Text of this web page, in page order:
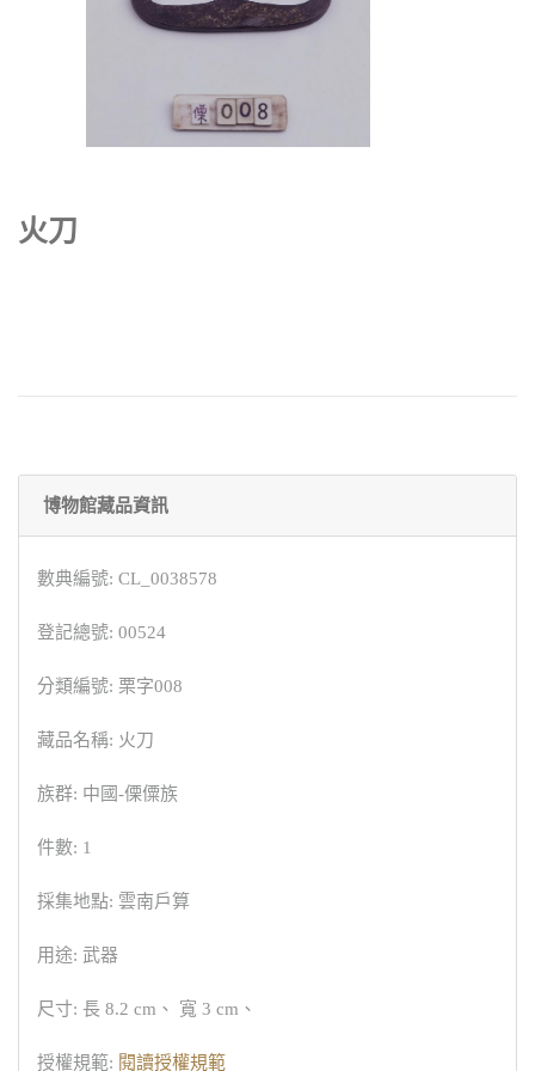
火刀
博物館藏品資訊
數典編號: CL_0038578
登記總號: 00524
分類編號: 栗字008
藏品名稱: 火刀
族群: 中國-傈僳族
件數: 1
採集地點: 雲南戶算
用途: 武器
尺寸: 長 8.2 cm、 寬 3 cm、
授權規範: 閱讀授權規範